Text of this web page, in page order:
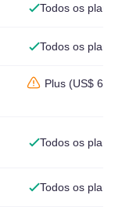
Todos os planos
Todos os planos
Plus (US$ 6,39)
Todos os planos
Todos os planos